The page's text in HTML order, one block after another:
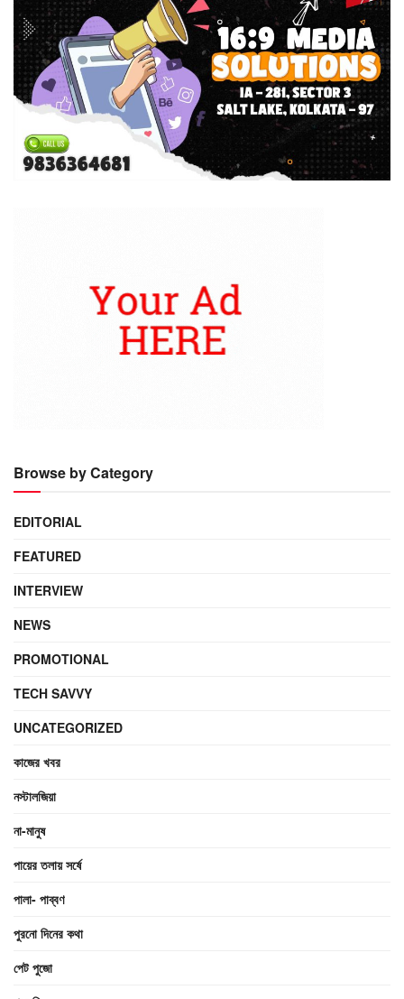
Browse by Category
EDITORIAL
FEATURED
INTERVIEW
NEWS
PROMOTIONAL
TECH SAVVY
UNCATEGORIZED
কাজের খবর
নস্টালজিয়া
না-মানুষ
পায়ের তলায় সর্ষে
পালা- পাব্বণ
পুরনো দিনের কথা
পেট পুজো